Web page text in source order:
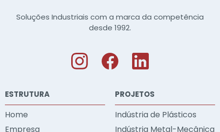
Soluções Industriais com a marca da competência
desde 1992.
ESTRUTURA
Home
Empresa
PROJETOS
Indústria de Plásticos
Indústria Metal-Mecânica